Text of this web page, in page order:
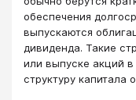
обеспечения
выпускаются
дивиденда. Такие
или выпуске акций
структуру капитала